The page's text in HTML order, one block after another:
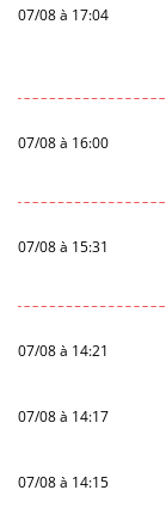
07/08 à 17:04
07/08 à 16:00
07/08 à 15:31
07/08 à 14:21
07/08 à 14:17
07/08 à 14:15